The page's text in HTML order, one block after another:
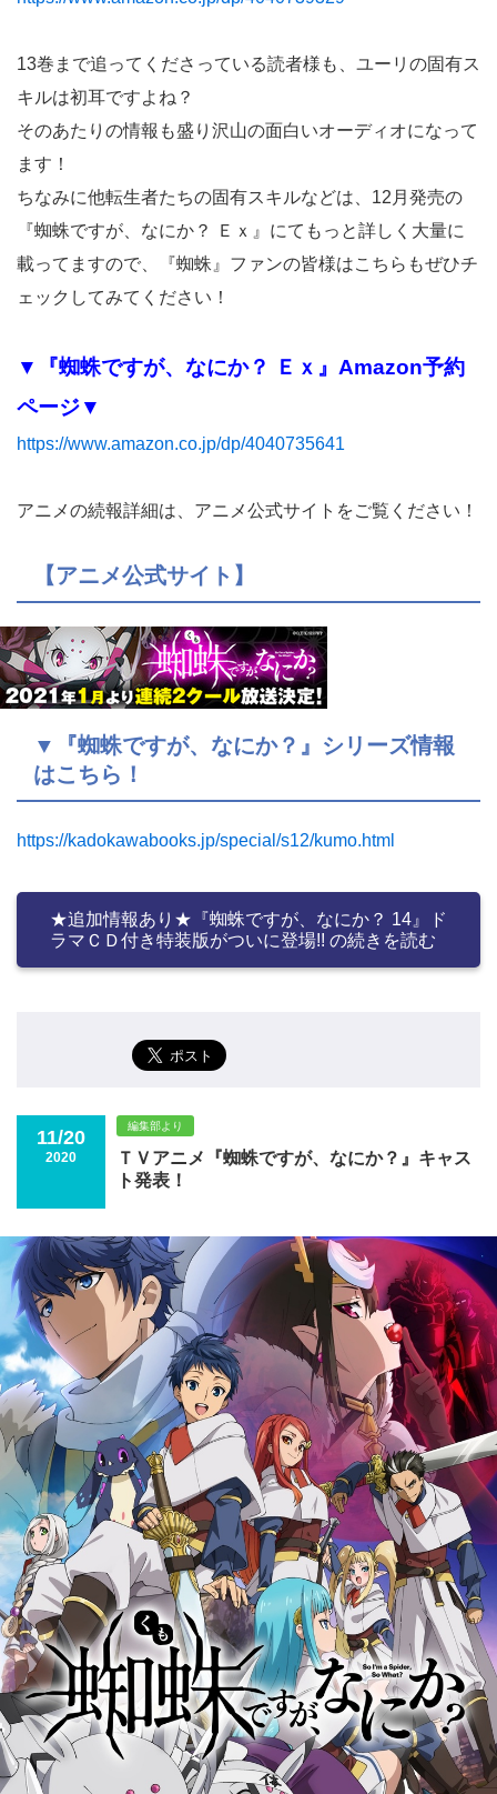
13巻まで追ってくださっている読者様も、ユーリの固有ス
キルは初耳ですよね？
そのあたりの情報も盛り沢山の面白いオーディオになって
ます！
ちなみに他転生者たちの固有スキルなどは、12月発売の
『蜘蛛ですが、なにか？ Ｅｘ』にてもっと詳しく大量に
載ってますので、『蜘蛛』ファンの皆様はこちらもぜひチ
ェックしてみてください！
▼『蜘蛛ですが、なにか？ Ｅｘ』Amazon予約
ページ▼
https://www.amazon.co.jp/dp/4040735641
アニメの続報詳細は、アニメ公式サイトをご覧ください！
【アニメ公式サイト】
▼『蜘蛛ですが、なにか？』シリーズ情報
はこちら！
https://kadokawabooks.jp/special/s12/kumo.html
★追加情報あり★『蜘蛛ですが、なにか？ 14』ド
ラマＣＤ付き特装版がついに登場!! の続きを読む
11/20
2020
編集部より
ＴＶアニメ『蜘蛛ですが、なにか？』キャス
ト発表！